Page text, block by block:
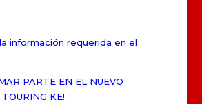
información requerida en el
PARTE EN EL NUEVO
KE!